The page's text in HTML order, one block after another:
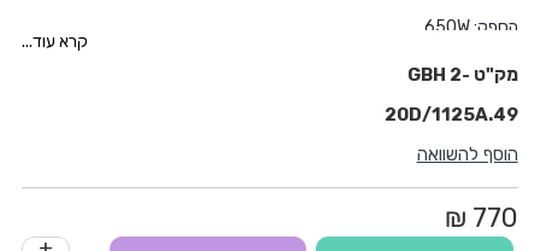
הספק: 650W
כח הלימה: 1.7J
משקל: 2.3 ק"ג
פטישון עם מבטל סיבוב
כולל מזוודה קשיחה מקורית
קרא עוד...
GBH 2-
20D/1125A.49
הוסף להשוואה
770 ₪